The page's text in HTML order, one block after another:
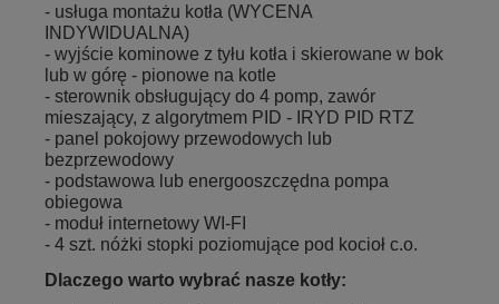
- usługa montażu kotła (WYCENA
INDYWIDUALNA)
- wyjście kominowe z tyłu kotła i skierowane w bok
lub w górę - pionowe na kotle
- sterownik obsługujący do 4 pomp, zawór
mieszający, z algorytmem PID - IRYD PID RTZ
- panel pokojowy przewodowych lub
bezprzewodowy
- podstawowa lub energooszczędna pompa
obiegowa
- moduł internetowy WI-FI
- 4 szt. nóżki stopki poziomujące pod kocioł c.o.
Dlaczego warto wybrać nasze kotły: